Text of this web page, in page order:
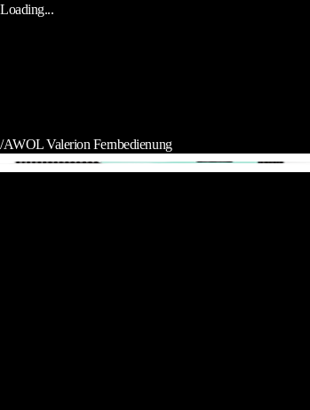
Loading...
/AWOL Valerion Fernbedienung